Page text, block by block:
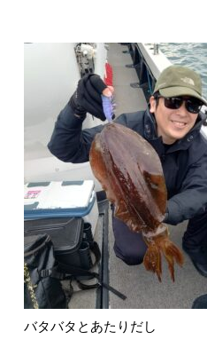
バタバタとあたりだし